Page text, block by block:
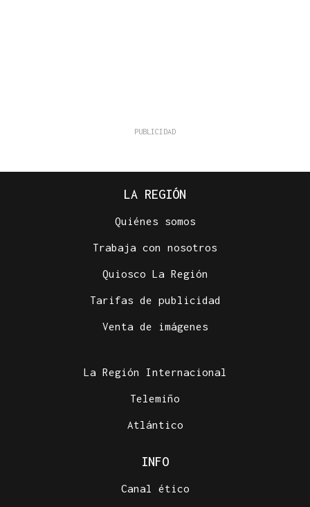
LA REGIÓN
Quiénes somos
Trabaja con nosotros
Quiosco La Región
Tarifas de publicidad
Venta de imágenes
La Región Internacional
Telemiño
Atlántico
INFO
Canal ético